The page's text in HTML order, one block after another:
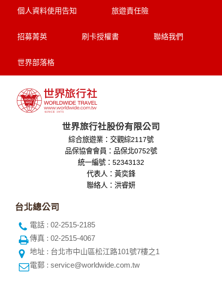
設備的 IP 位址、使用時間、使用的瀏覽器、瀏覽及點選資料記
用，決不對外公布。
為提供精確的服務，我們會將收集的問卷調查內容進行統計與
外，我們會視需要公佈統計數據及說明文字，但不涉及特定個
的個人資料揭露予第三人或使用於蒐集目的以外之其他用途。
在您於本網站註冊帳號、使用本網站相關產品、服務、活動或
贈獎時，本網站會收集您的個人識別資料，本網站也可以從商
業夥伴處取得個人資料。
當客戶在本網站註冊時，我們會取得您的姓名、電話、住址、
身份證字號、電子郵件、出生日期、性別、行業等相關資料，
當您註冊成功，並登入使用我們的服務後，我們即取得您的資
料。註冊時，本網站取得您的姓名、電話、住址、身份證字
號、電子郵件、出生日期、性別、行業等相關資料，當您註冊
成功，並登入使用我們的服務後，本網站即取得您的資料。
其他除了上述，會保留您在上網瀏覽或查詢時，伺服器自行產
用的瀏覽器、瀏覽及點選資料紀錄等。本網站會對個別連線者
的瀏覽器予以標示，歸納使用者瀏覽器在本網站內部所瀏覽的
網頁，除非您願意告知您的個人資料，否則本網站不會也無法
將此項記錄和您對應。請您注意，在本網站網刊登廣告之廠
商，或與連結本網站，也可能蒐集您個人的資料。對於您主動
提供的個人資訊，這些廣告廠商、或連結網站有其個別的私權
保護政策，其資料處理措施不適用本網站隱私權保護政策，本
個人資料使用告知 旅遊責任險
招募菁英 刷卡授權書 聯絡我們
世界部落格
世界旅行社股份有限公司
綜合旅遊業：交觀綜2117號
品保協會會員：品保北0752號
統一編號：52343132
代表人：黃奕鋒
聯絡人：洪睿妍
台北總公司
電話 : 02-2515-2185
傳真 : 02-2515-4067
地址 : 台北市中山區松江路101號7樓之1
電郵 : service@worldwide.com.tw